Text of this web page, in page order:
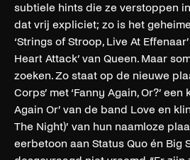
subtiele hints die ze verstoppen
dat vrij expliciet; zo is het
‘Strings of Stroop, Live At
Heart Attack’ van Queen. Maar
zoeken. Zo staat op de nieuwe
Corps’ met ‘Fanny Again, Or?’ een
Again Or’ van de band Love en
The Night)’ van hun naamloze
eerbetoon aan Status Quo én Big